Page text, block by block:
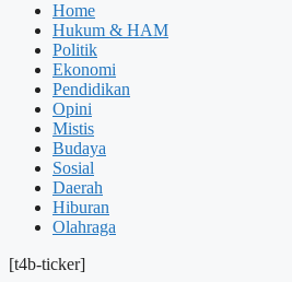
Home
Hukum & HAM
Politik
Ekonomi
Pendidikan
Opini
Mistis
Budaya
Sosial
Daerah
Hiburan
Olahraga
[t4b-ticker]